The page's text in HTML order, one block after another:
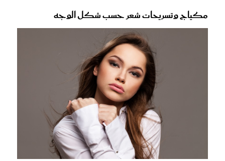
مكياج وتسريحات شعر حسب شكل الوجه